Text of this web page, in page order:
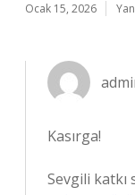
Ocak 15, 2026
Kasırga!
Sevgili katkı